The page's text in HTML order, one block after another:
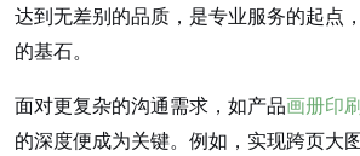
达到无差别的品质，是专业服务的起点
的基石。
面对更复杂的沟通需求，如产品画册印
的深度便成为关键。例如，实现跨页大